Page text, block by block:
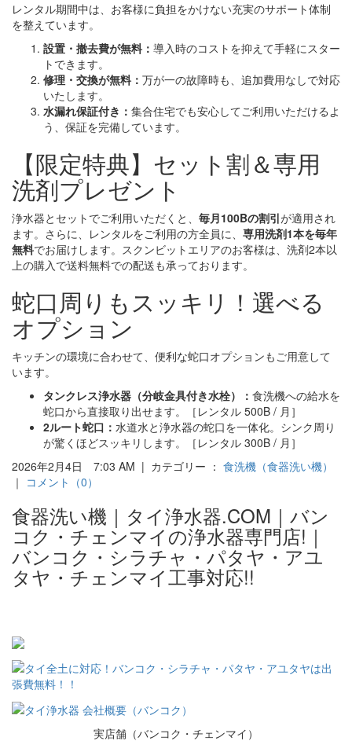
レンタル期間中は、お客様に負担をかけない充実のサポート体制
を整えています。
設置・撤去費が無料： 導入時のコストを抑えて手軽にスター
トできます。
修理・交換が無料： 万が一の故障時も、追加費用なしで対応
いたします。
水漏れ保証付き： 集合住宅でも安心してご利用いただけるよ
う、保証を完備しています。
【限定特典】セット割＆専用
洗剤プレゼント
浄水器とセットでご利用いただくと、 毎月100Bの割引が適用され
ます。さらに、レンタルをご利用の方全員に、 専用洗剤1本を毎年
無料でお届けします。スクンビットエリアのお客様は、洗剤2本以
上の購入で送料無料での配送も承っております。
蛇口周りもスッキリ！選べる
オプション
キッチンの環境に合わせて、便利な蛇口オプションもご用意して
います。
タンクレス浄水器（分岐金具付き水栓）： 食洗機への給水を
蛇口から直接取り出せます。［レンタル 500B / 月］
2ルート蛇口： 水道水と浄水器の蛇口を一体化。シンク周り
が驚くほどスッキリします。［レンタル 300B / 月］
2026年2月4日 7:03 AM | カテゴリー ： 食洗機（食器洗い機）
｜ コメント（0）
食器洗い機｜タイ浄水器.COM｜バン
コク・チェンマイの浄水器専門店!｜
バンコク・シラチャ・パタヤ・アユ
タヤ・チェンマイ工事対応!!
実店舗（バンコク・チェンマイ）